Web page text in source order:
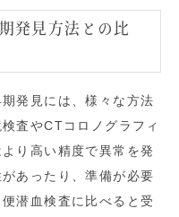
発見方法との比
発見には、様々な方法
査やCTコロノグラフィ
り高い精度で異常を発
あったり、準備が必要
潜血検査に比べると受